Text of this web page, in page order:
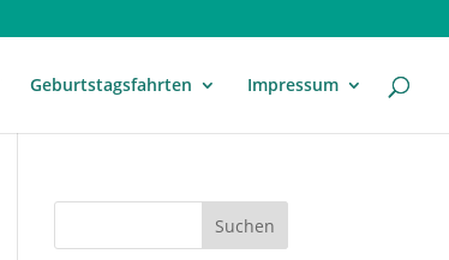
Geburtstagsfahrten Impressum
Suchen